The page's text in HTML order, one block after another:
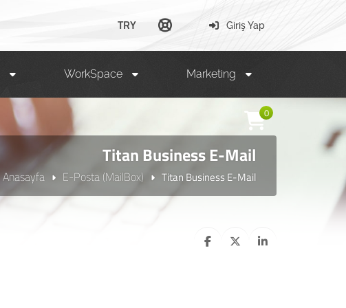
Giriş Yap
TRY
WorkSpace Marketing
0
Titan Business E-Mail
Anasayfa E-Posta (MailBox) Titan Business E-Mail